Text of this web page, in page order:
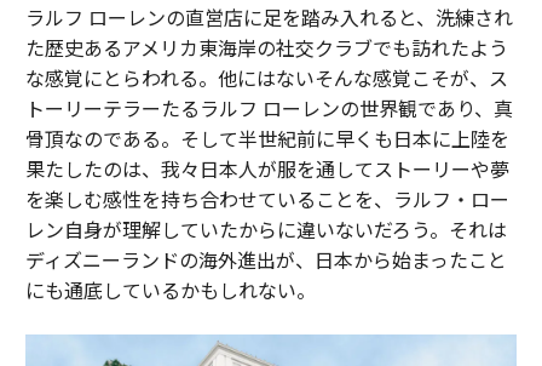
ラルフ ローレンの直営店に足を踏み入れると、洗練され
た歴史あるアメリカ東海岸の社交クラブでも訪れたよう
な感覚にとらわれる。他にはないそんな感覚こそが、ス
トーリーテラーたるラルフ ローレンの世界観であり、真
骨頂なのである。そして半世紀前に早くも日本に上陸を
果たしたのは、我々日本人が服を通してストーリーや夢
を楽しむ感性を持ち合わせていることを、ラルフ・ロー
レン自身が理解していたからに違いないだろう。それは
ディズニーランドの海外進出が、日本から始まったこと
にも通底しているかもしれない。